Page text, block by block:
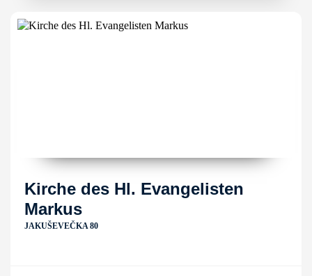
Kirche des Hl. Evangelisten
Markus
JAKUŠEVEČKA 80